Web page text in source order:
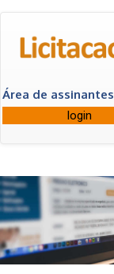
Área de assinantes